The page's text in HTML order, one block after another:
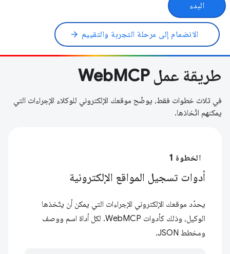
البدء
الانضمام إلى مرحلة التجربة والتقييم arrow_forward
طريقة عمل WebMCP
في ثلاث خطوات فقط، يوضّح موقعك الإلكتروني للوكلاء الإجراءات التي
يمكنهم اتّخاذها.
الخطوة 1
أدوات تسجيل المواقع الإلكترونية
يحدّد موقعك الإلكتروني الإجراءات التي يمكن أن يتّخذها
الوكيل، وذلك كأدوات WebMCP. لكل أداة اسم ووصف
ومخطط JSON.